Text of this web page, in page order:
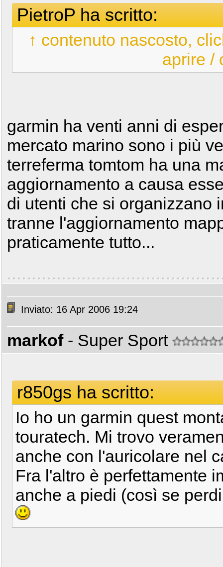
PietroP ha scritto:
↑ contenuto nascosto,
aprire /
garmin ha venti anni di
mercato marino sono i più
terreferma tomtom ha una
aggiornamento a causa
di utenti che si organizzano
tranne l'aggiornamento
praticamente tutto...
Inviato: 16 Apr 2006 19:24
markof - Super Sport
r850gs ha scritto:
Io ho un garmin quest
touratech. Mi trovo
anche con l'auricolare nel
Fra l'altro è perfettamente
anche a piedi (così se